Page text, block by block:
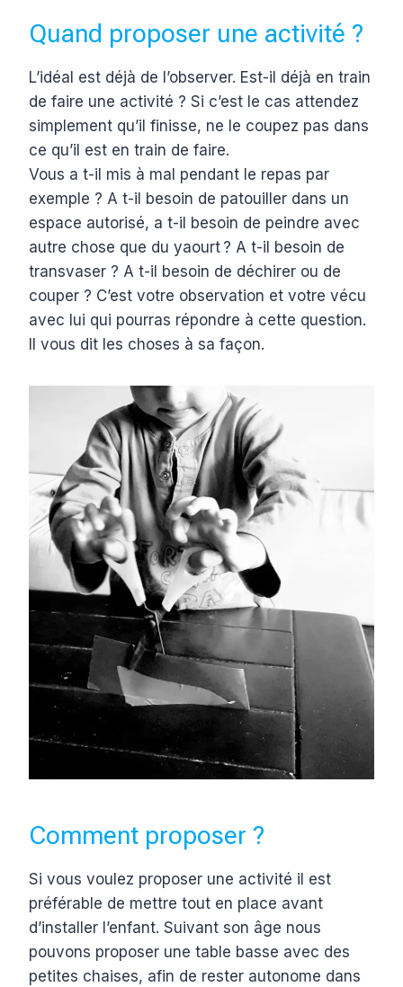
Quand proposer une activité ?
L’idéal est déjà de l’observer. Est-il déjà en train
de faire une activité ? Si c’est le cas attendez
simplement qu’il finisse, ne le coupez pas dans
ce qu’il est en train de faire.
Vous a t-il mis à mal pendant le repas par
exemple ? A t-il besoin de patouiller dans un
espace autorisé, a t-il besoin de peindre avec
autre chose que du yaourt ? A t-il besoin de
transvaser ? A t-il besoin de déchirer ou de
couper ? C’est votre observation et votre vécu
avec lui qui pourras répondre à cette question.
Il vous dit les choses à sa façon.
Comment proposer ?
Si vous voulez proposer une activité il est
préférable de mettre tout en place avant
d’installer l’enfant. Suivant son âge nous
pouvons proposer une table basse avec des
petites chaises, afin de rester autonome dans